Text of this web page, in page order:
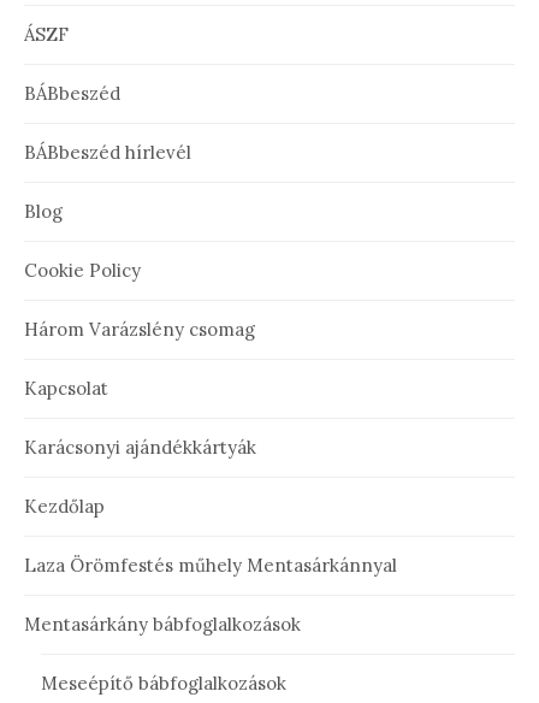
ÁSZF
BÁBbeszéd
BÁBbeszéd hírlevél
Blog
Cookie Policy
Három Varázslény csomag
Kapcsolat
Karácsonyi ajándékkártyák
Kezdőlap
Laza Örömfestés műhely Mentasárkánnyal
Mentasárkány bábfoglalkozások
Meseépítő bábfoglalkozások